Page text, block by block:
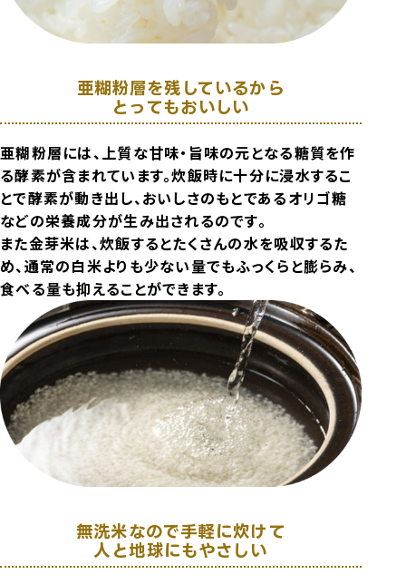
亜糊粉層を残しているから
とってもおいしい
亜糊粉層には、上質な甘味・旨味の元となる糖質を作
る酵素が含まれています。炊飯時に十分に浸水するこ
とで酵素が動き出し、おいしさのもとであるオリゴ糖
などの栄養成分が生み出されるのです。
また金芽米は、炊飯するとたくさんの水を吸収するた
め、通常の白米よりも少ない量でもふっくらと膨らみ、
食べる量も抑えることができます。
無洗米なので手軽に炊けて
人と地球にもやさしい